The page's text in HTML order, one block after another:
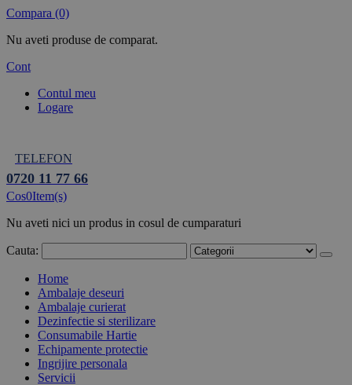
Compara (0)
Nu aveti produse de comparat.
Cont
Contul meu
Logare
TELEFON
0720 11 77 66
Cos0Item(s)
Nu aveti nici un produs in cosul de cumparaturi
Cauta:
Home
Ambalaje deseuri
Ambalaje curierat
Dezinfectie si sterilizare
Consumabile Hartie
Echipamente protectie
Ingrijire personala
Servicii